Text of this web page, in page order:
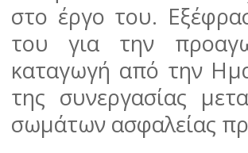
στο έργο του.
του για την
καταγωγή από την
της συνεργασίας
σωμάτων ασφαλείας